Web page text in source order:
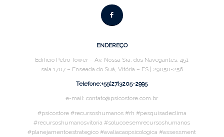
ENDEREÇO
Edifício Petro Tower – Av. Nossa Sra. dos Navegantes, 451
sala 1707 – Enseada do Suá, Vitória – ES | 29050-256
Telefone:+55(27)3205-2995
e-mail: contato@psicostore.com.br
#psicostore #recursoshumanos #rh #pesquisadeclima
#recursoshumanosvitoria #solucoesemrecursoshumanos
#planejamentoestrategico #avaliacaopsicologica #assessment